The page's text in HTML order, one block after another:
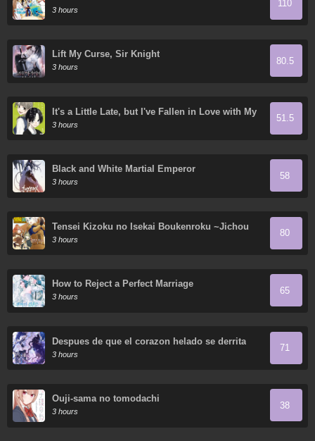
3 hours
110
Lift My Curse, Sir Knight
3 hours
80.5
It's a Little Late, but I've Fallen in Love with My
Childhood Friend.
3 hours
51.5
Black and White Martial Emperor
3 hours
58
Tensei Kizoku no Isekai Boukenroku ~Jichou
wo Shiranai Kamigami no Shito~
3 hours
80
How to Reject a Perfect Marriage
3 hours
65
Despues de que el corazon helado se derrita
3 hours
71
Ouji-sama no tomodachi
3 hours
38